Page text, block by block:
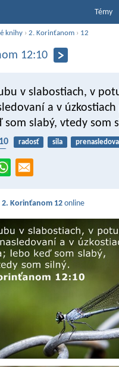
Témy
knihy ›2. Korinťanom › 12
12:10
v slabostiach, v
a v úzkostiach
som slabý, vtedy som
radosť sila
2. Korinťanom 12 online